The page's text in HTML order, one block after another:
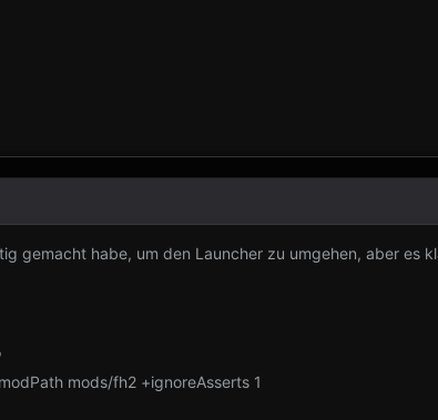
gemacht habe, um den Launcher zu umgehen, aber es
mods/fh2 +ignoreAsserts 1